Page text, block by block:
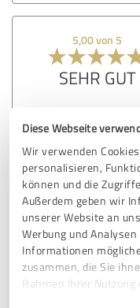
Diese Webseite
Wir verwenden
personalisieren,
können und die
Außerdem geben wir
unserer Website an
Werbung und
Informationen
zusammen, die Sie
Rahmen Ihrer
5,00 von 5
SEHR GUT
Mit BelForm haben
Gestaltung der
Apartmentanlagen
insbesondere über
derzeit größten
studentischen
einem attraktiven